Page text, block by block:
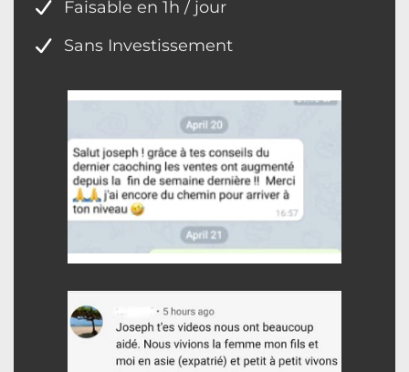
Faisable en 1h / jour
Sans Investissement